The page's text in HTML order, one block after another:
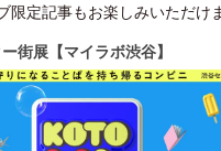
限定記事もお楽しみいただけ
街展【マイラボ渋谷】